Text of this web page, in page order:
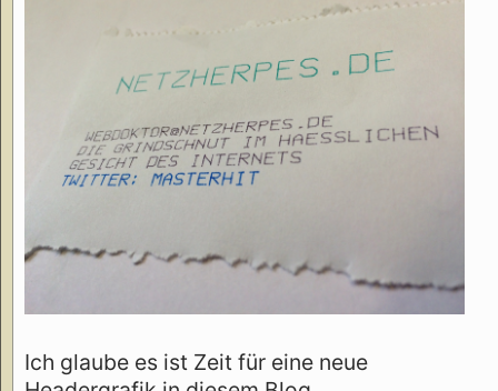
Ich glaube es ist Zeit für eine neue